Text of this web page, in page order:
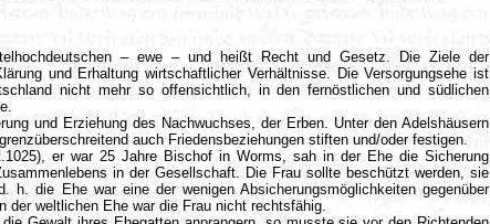
– ewe – und heißt Recht und Gesetz. Die Ziele der
und Erhaltung wirtschaftlicher Verhältnisse. Die Versorgungsehe ist
nicht mehr so offensichtlich, in den fernöstlichen und südlichen
und Erziehung des Nachwuchses, der Erben. Unter den Adelshäusern
auch Friedensbeziehungen stiften und/oder festigen.
er war 25 Jahre Bischof in Worms, sah in der Ehe die Sicherung
in der Gesellschaft. Die Frau sollte beschützt werden, sie
h. die Ehe war eine der wenigen Absicherungsmöglichkeiten gegenüber
der weltlichen Ehe war die Frau nicht rechtsfähig.